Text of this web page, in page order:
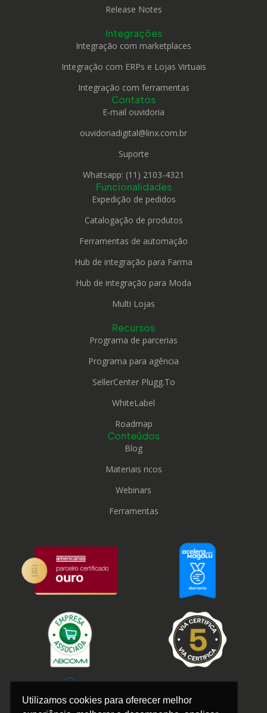
Utilizamos cookies para oferecer melhor
Release Notes
Integrações
Integração com marketplaces
Integração com ERPs e Lojas Virtuais
Integração com ferramentas
Contatos
E-mail ouvidoria
ouvidoriadigital@linx.com.br
Suporte
Whatsapp: (11) 2103-4321
Funcionalidades
Expedição de pedidos
Catalogação de produtos
Ferramentas de automação
Hub de integração para Farma
Hub de integração para Moda
Multi Lojas
Recursos
Programa de parcerias
Programa para agência
SellerCenter Plugg.To
WhiteLabel
Roadmap
Conteúdos
Blog
Materiais ricos
Webinars
Ferramentas